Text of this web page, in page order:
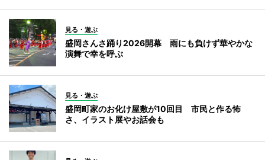
見る・遊ぶ
盛岡さんさ踊り2026開幕 雨にも負けず華やかな
演舞で幸を呼ぶ
見る・遊ぶ
盛岡町家のお化け屋敷が10回目 市民と作る怖
さ、イラスト展やお話会も